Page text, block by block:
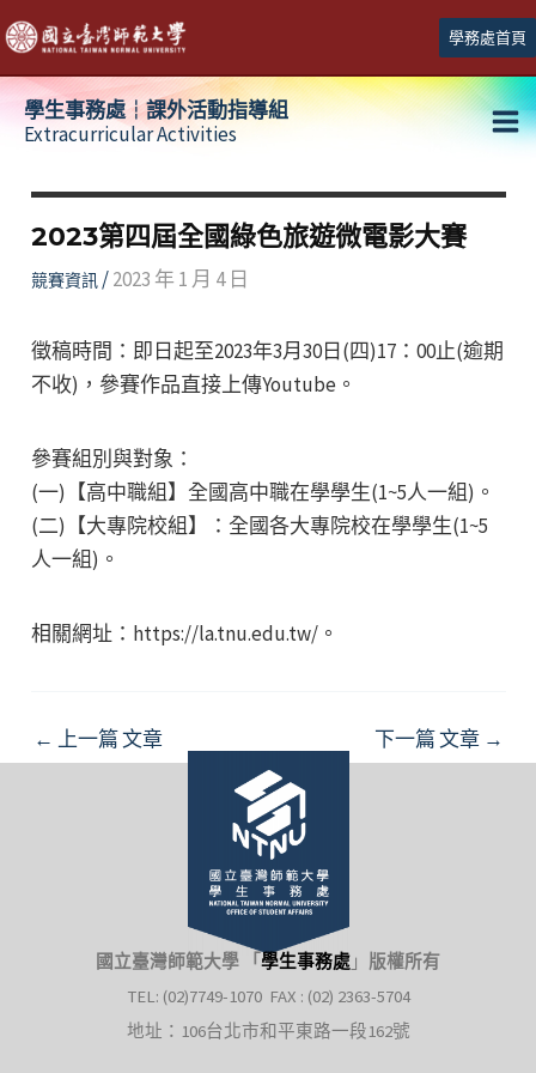
跳
至
主
學務處首頁
學生事務處┆課外活動指導組
Extracurricular Activities
2023第四屆全國綠色旅遊微電影大賽
競賽資訊/2023 年 1 月 4 日
徵稿時間：即日起至2023年3月30日(四)17：00止(逾期
不收)，參賽作品直接上傳Youtube。
參賽組別與對象：
(一)【高中職組】全國高中職在學學生(1~5人一組)。
(二)【大專院校組】：全國各大專院校在學學生(1~5
人一組)。
相關網址：https://la.tnu.edu.tw/。
Post
navigation
← 上一篇 文章 下一篇 文章 →
國立臺灣師範大學 「 學生事務處 」 版權所有
TEL: (02)7749-1070 FAX : (02) 2363-5704
地址：106台北市和平東路一段162號